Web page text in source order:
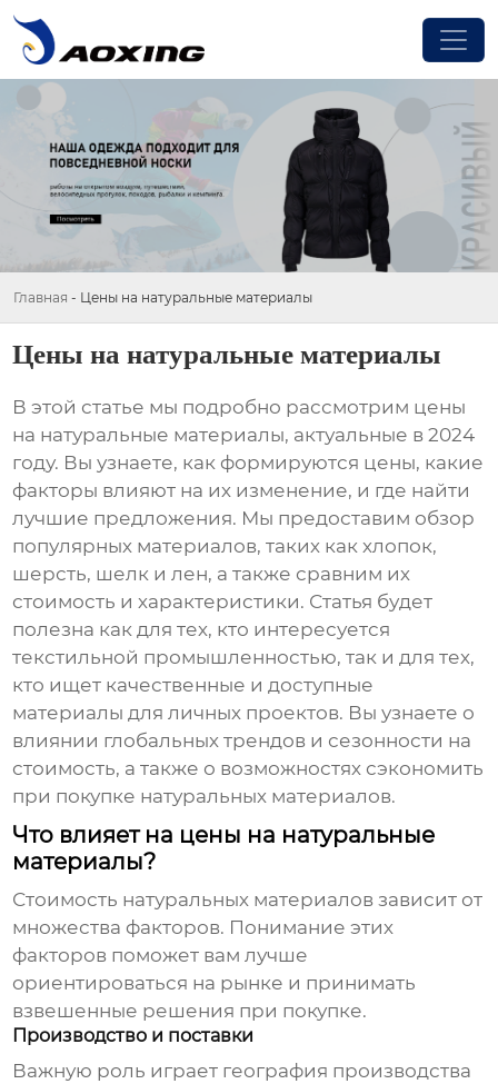
Главная - Цены на натуральные материалы
Цены на натуральные материалы
В этой статье мы подробно рассмотрим цены
на натуральные материалы, актуальные в 2024
году. Вы узнаете, как формируются цены, какие
факторы влияют на их изменение, и где найти
лучшие предложения. Мы предоставим обзор
популярных материалов, таких как хлопок,
шерсть, шелк и лен, а также сравним их
стоимость и характеристики. Статья будет
полезна как для тех, кто интересуется
текстильной промышленностью, так и для тех,
кто ищет качественные и доступные
материалы для личных проектов. Вы узнаете о
влиянии глобальных трендов и сезонности на
стоимость, а также о возможностях сэкономить
при покупке натуральных материалов.
Что влияет на цены на натуральные
материалы?
Стоимость натуральных материалов зависит от
множества факторов. Понимание этих
факторов поможет вам лучше
ориентироваться на рынке и принимать
взвешенные решения при покупке.
Производство и поставки
Важную роль играет география производства